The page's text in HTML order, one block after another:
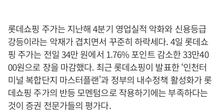
롯데쇼핑 주가는 지난해 4분기 영업실적 악화와 신용등급
강등이라는 악재가 겹치면서 꾸준히 하락세다. 4일 롯데쇼
핑 주가는 전일 34만 원에서 1.76% 포인트 감소한 33만40
00원으로 장을 마감했다. 최근 롯데쇼핑이 발표한 ‘인천터
미널 복합단지 마스터플랜’과 정부의 내수정책 활성화가 롯
데쇼핑 주가의 반등 모멘텀으로 작용하기에는 부족하다는
것이 증권 전문가들의 평가다.